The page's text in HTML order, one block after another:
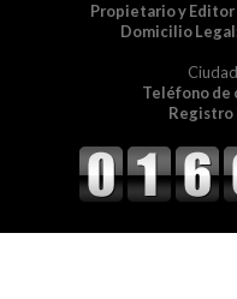
Propietario y Editor
Domicilio
Teléfono de
Registro